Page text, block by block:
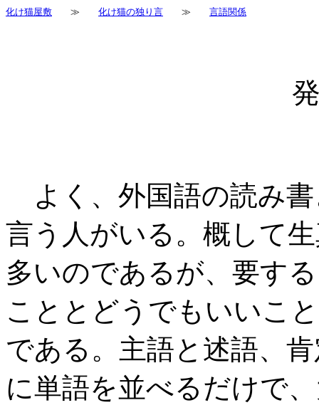
化け猫屋敷 ≫ 化け猫の独り言 ≫ 言語関係
よく、外国語の読み
言う人がいる。概して
多いのであるが、要す
こととどうでもいいこ
である。主語と述語、
に単語を並べるだけで